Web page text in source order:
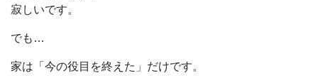
寂しいです。
でも…
家は「今の役目を終えた」だけです。